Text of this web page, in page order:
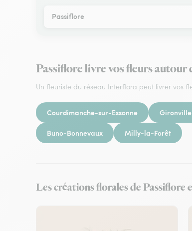
Passiflore
Passiflore livre vos fleurs autour
Un fleuriste du réseau Interflora peut livrer vos
Courdimanche-sur-Essonne
Buno-Bonnevaux Milly-la-Forêt
Les créations florales de Passiflore